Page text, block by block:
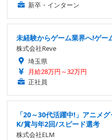
新卒・インターン
未経験からゲーム業界へ!ゲー
株式会社Reve
埼玉県
月給28万円～32万円
正社員
「20～30代活躍中!」アニメ
K/賞与年2回/スピード選考
株式会社ELM